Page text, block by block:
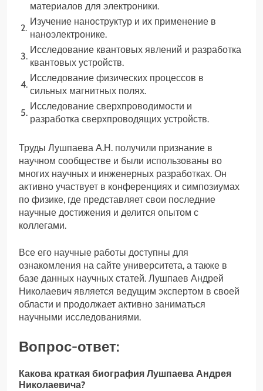
материалов для электроники.
2.
Изучение наноструктур и их применение в
наноэлектронике.
3.
Исследование квантовых явлений и разработка
квантовых устройств.
4.
Исследование физических процессов в
сильных магнитных полях.
5.
Исследование сверхпроводимости и
разработка сверхпроводящих устройств.
Труды Лушпаева А.Н. получили признание в
научном сообществе и были использованы во
многих научных и инженерных разработках. Он
активно участвует в конференциях и симпозиумах
по физике, где представляет свои последние
научные достижения и делится опытом с
коллегами.
Все его научные работы доступны для
ознакомления на сайте университета, а также в
базе данных научных статей. Лушпаев Андрей
Николаевич является ведущим экспертом в своей
области и продолжает активно заниматься
научными исследованиями.
Вопрос-ответ:
Какова краткая биография Лушпаева Андрея
Николаевича?